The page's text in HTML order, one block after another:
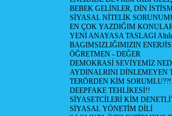
BEBEK GELİNLER, DİN
SİYASAL NİTELİK
EN ÇOK YAZDIĞIM
YENİ ANAYASA TASLAGI Altılı
BAGIMSIZLIĞIMIZIN
ÖĞRETMEN - DEĞER
DEMOKRASİ SEVİYEMİZ
AYDINALRINI DİNLEMEYEN
TERÖRDEN KİM
DEEPFAKE TEHLİKESİ!!
SİYASETCİLERİ KİM
SİYASAL YÖNETİM DİLİ